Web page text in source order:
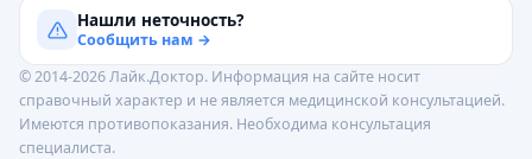
Нашли неточность?
Сообщить нам →
© 2014-2026 Лайк.Доктор. Информация на сайте носит
справочный характер и не является медицинской консультацией.
Имеются противопоказания. Необходима консультация
специалиста.